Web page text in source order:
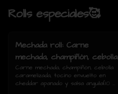
Rolls especiales🥰
Mechada roll: Carne
mechada, champiñón, cebolla
caramelizada, tocino envuelto
en cheddar apanado y salsa
Carne mechada, champiñón, cebolla
caramelizada, tocino envuelto en
cheddar apanado y salsa anguila(10